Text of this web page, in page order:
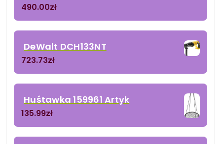
490.00zł
DeWalt DCH133NT
723.73zł
Huśtawka 159961 Artyk
135.99zł